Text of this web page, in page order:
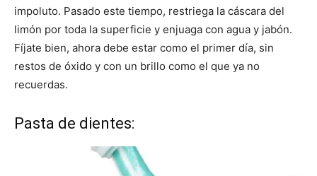
impoluto. Pasado este tiempo, restriega la cáscara del
limón por toda la superficie y enjuaga con agua y jabón.
Fíjate bien, ahora debe estar como el primer día, sin
restos de óxido y con un brillo como el que ya no
recuerdas.
Pasta de dientes: